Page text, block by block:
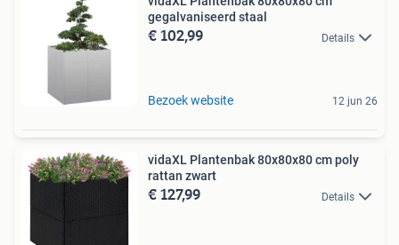
gegalvaniseerd staal
€ 102,99 Details
Bezoek website 12 jun 26
vidaXL Plantenbak 80x80x80 cm poly
rattan zwart
€ 127,99 Details